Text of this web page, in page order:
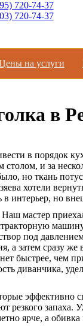
720-74-37
720-74-37
на услуги
в
в порядок
и за
но ткань
хотели
интерьер, но
Наш мастер
под
затем сразу же
быстрее, чем
диванчика,
эффективно
резкого запаха.
ярче, а